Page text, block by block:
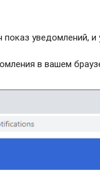
уведомлений,
в вашем